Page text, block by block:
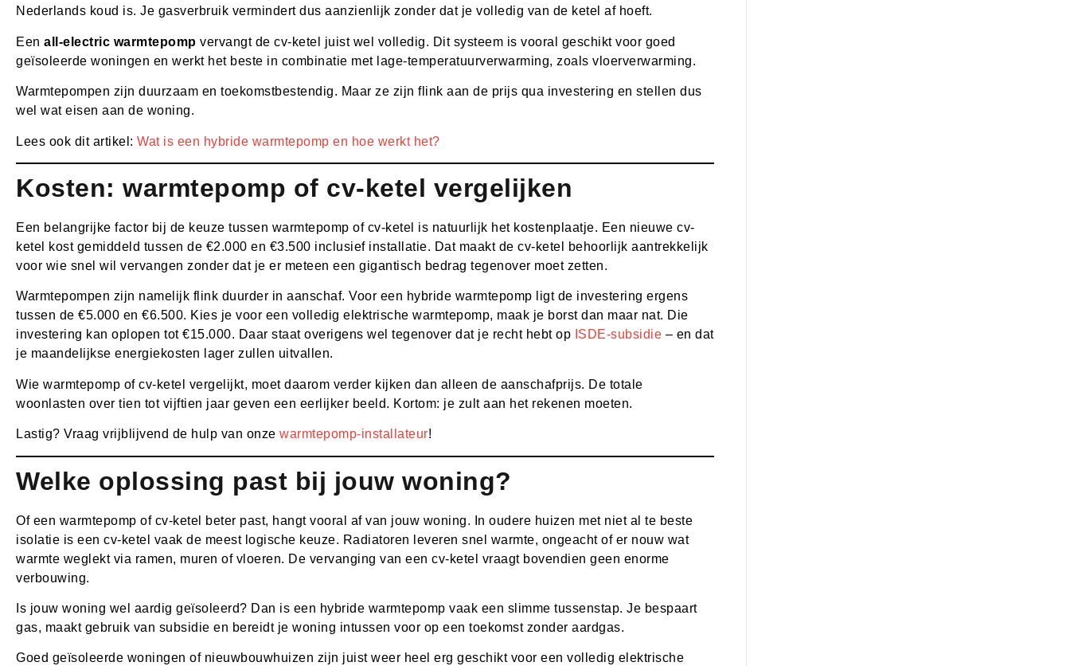
Nederlands koud is. Je gasverbruik vermindert dus aanzienlijk zonder dat je volledig van de ketel af hoeft.
Een all-electric warmtepomp vervangt de cv-ketel juist wel volledig. Dit systeem is vooral geschikt voor goed
geïsoleerde woningen en werkt het beste in combinatie met lage-temperatuurverwarming, zoals vloerverwarming.
Warmtepompen zijn duurzaam en toekomstbestendig. Maar ze zijn flink aan de prijs qua investering en stellen dus
wel wat eisen aan de woning.
Lees ook dit artikel: Wat is een hybride warmtepomp en hoe werkt het?
Kosten: warmtepomp of cv-ketel vergelijken
Een belangrijke factor bij de keuze tussen warmtepomp of cv-ketel is natuurlijk het kostenplaatje. Een nieuwe cv-
ketel kost gemiddeld tussen de €2.000 en €3.500 inclusief installatie. Dat maakt de cv-ketel behoorlijk aantrekkelijk
voor wie snel wil vervangen zonder dat je er meteen een gigantisch bedrag tegenover moet zetten.
Warmtepompen zijn namelijk flink duurder in aanschaf. Voor een hybride warmtepomp ligt de investering ergens
tussen de €5.000 en €6.500. Kies je voor een volledig elektrische warmtepomp, maak je borst dan maar nat. Die
investering kan oplopen tot €15.000. Daar staat overigens wel tegenover dat je recht hebt op ISDE-subsidie – en dat
je maandelijkse energiekosten lager zullen uitvallen.
Wie warmtepomp of cv-ketel vergelijkt, moet daarom verder kijken dan alleen de aanschafprijs. De totale
woonlasten over tien tot vijftien jaar geven een eerlijker beeld. Kortom: je zult aan het rekenen moeten.
Lastig? Vraag vrijblijvend de hulp van onze warmtepomp-installateur!
Welke oplossing past bij jouw woning?
Of een warmtepomp of cv-ketel beter past, hangt vooral af van jouw woning. In oudere huizen met niet al te beste
isolatie is een cv-ketel vaak de meest logische keuze. Radiatoren leveren snel warmte, ongeacht of er nouw wat
warmte weglekt via ramen, muren of vloeren. De vervanging van een cv-ketel vraagt bovendien geen enorme
verbouwing.
Is jouw woning wel aardig geïsoleerd? Dan is een hybride warmtepomp vaak een slimme tussenstap. Je bespaart
gas, maakt gebruik van subsidie en bereidt je woning intussen voor op een toekomst zonder aardgas.
Goed geïsoleerde woningen of nieuwbouwhuizen zijn juist weer heel erg geschikt voor een volledig elektrische